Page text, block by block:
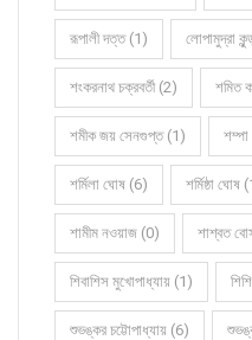
রূপালী দত্ত (1) লোপামুদ্রা
শংকরনাথ চক্রবর্তী (2) শমিত
শমীক জয় সেনগুপ্ত (1)
শর্মিলা ঘোষ (6) শর্মিষ্ঠা ঘোষ
শামীম নওয়াজ (0) শাশ্বত
শিবাশিস মুখোপাধ্যায় (1)
শুভঙ্কর চট্টোপাধ্যায় (6)